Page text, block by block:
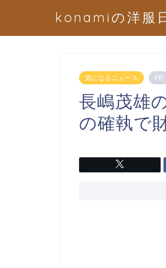
konamiの洋服
気になるニュース PR
長嶋茂雄
の確執で